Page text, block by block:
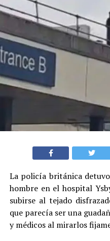
La policía británica
hombre en el hospital
subirse al tejado
que parecía ser una
y médicos al mirarlos